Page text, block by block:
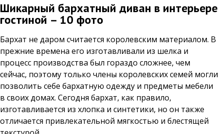
Шикарный бархатный диван в интерьере
гостиной – 10 фото
Бархат не даром считается королевским материалом. В
прежние времена его изготавливали из шелка и
процесс производства был гораздо сложнее, чем
сейчас, поэтому только члены королевских семей могли
позволить себе бархатную одежду и предметы мебели
в своих домах. Сегодня бархат, как правило,
изготавливается из хлопка и синтетики, но он также
отличается привлекательной мягкостью и блестящей